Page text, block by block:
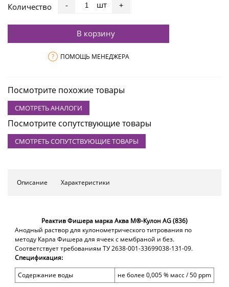
Количество - шт +
В корзину
? ПОМОЩЬ МЕНЕДЖЕРА
Посмотрите похожие товары
СМОТРЕТЬ АНАЛОГИ
Посмотрите сопутствующие товары
СМОТРЕТЬ СОПУТСТВУЮЩИЕ ТОВАРЫ
Описание Характеристики
Реактив Фишера марка Аква М®-Кулон AG (836)
Анодный раствор для кулонометрического титрования по
методу Карла Фишера для ячеек с мембраной и без.
Соответствует требованиям ТУ 2638-001-33699038-131-09.
Спецификация:
Содержание воды
не более 0,005 % масс/50 ppm